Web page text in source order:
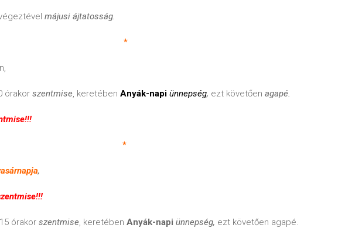
májusi ájtatosság.
*
órakor szentmise, keretében Anyák-napi ünnepség, ezt követően agapé.
*
,
órakor szentmise, keretében Anyák-napi ünnepség, ezt követően agapé.